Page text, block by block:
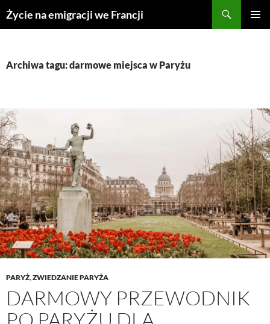
Przejdź
doŻycie na emigracji we Francji
Archiwa tagu: darmowe miejsca w Paryżu
PARYŻ,ZWIEDZANIE PARYŻA
DARMOWY PRZEWODNIK